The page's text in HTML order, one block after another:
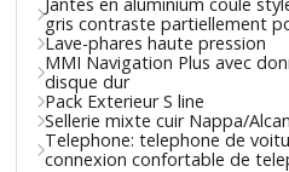
gris contraste partiellement
Lave-phares haute pression
MMI Navigation Plus avec
disque dur
Pack Exterieur S line
Sellerie mixte cuir Nappa/
Telephone: telephone de
connexion confortable de